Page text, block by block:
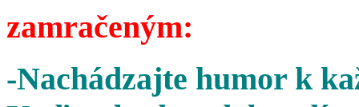
zamračeným:
-Nachádzajte humor k